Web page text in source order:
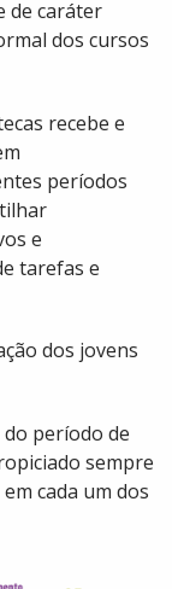
de caráter
dos cursos
recebe e
períodos
e
tarefas e
dos jovens
período de
sempre
cada um dos